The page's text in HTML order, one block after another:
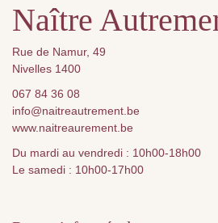
Naître
Rue de Namur, 49
Nivelles 1400
067 84 36 08
info@naitreautrement.be
www.naitreaurement.be
Du mardi au vendredi : 10h00-18h00
Le samedi : 10h00-17h00